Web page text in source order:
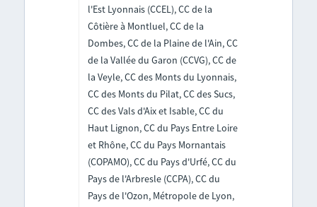
l'Est Lyonnais (CCEL), CC de la
Côtière à Montluel, CC de la
Dombes, CC de la Plaine de l'Ain, CC
de la Vallée du Garon (CCVG), CC de
la Veyle, CC des Monts du Lyonnais,
CC des Monts du Pilat, CC des Sucs,
CC des Vals d'Aix et Isable, CC du
Haut Lignon, CC du Pays Entre Loire
et Rhône, CC du Pays Mornantais
(COPAMO), CC du Pays d'Urfé, CC du
Pays de l'Arbresle (CCPA), CC du
Pays de l'Ozon, Métropole de Lyon,